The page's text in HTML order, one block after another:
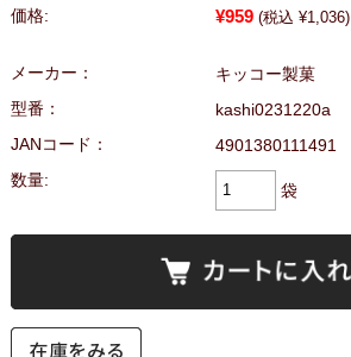
価格: ¥959 (税込 ¥1,036)
メーカー：
キッコー製菓
型番：
kashi0231220a
JANコード：
4901380111491
数量:
袋